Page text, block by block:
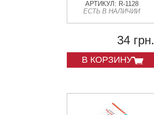
основная без
иглы) FUELJET
АРТИКУЛ: R-1128
ЕСТЬ В НАЛИЧИИ
34 грн.
В КОРЗИНУ